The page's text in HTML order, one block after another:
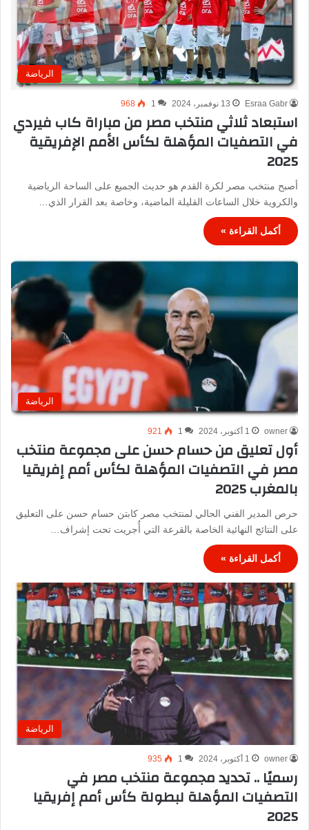
الرياضة
Esraa Gabr 13 نوفمبر، 2024 1
968
استبعاد ثلاثي منتخب مصر من مباراة كاب فيردي
في التصفيات المؤهلة لكأس الأمم الإفريقية
2025
أصبح منتخب مصر لكرة القدم هو حديث الجميع على الساحة الرياضية
والكروية خلال الساعات القليلة الماضية، وخاصة بعد القرار الذي…
أكمل القراءة »
الرياضة
owner 1 أكتوبر، 2024 1
921
أول تعليق من حسام حسن على مجموعة منتخب
مصر في التصفيات المؤهلة لكأس أمم إفريقيا
بالمغرب 2025
حرص المدير الفني الحالي لمنتخب مصر كابتن حسام حسن على التعليق
على النتائج النهائية الخاصة بالقرعة التي أُجريت تحت إشراف…
أكمل القراءة »
الرياضة
owner 1 أكتوبر، 2024 1
935
رسميًا .. تحديد مجموعة منتخب مصر في
التصفيات المؤهلة لبطولة كأس أمم إفريقيا
2025